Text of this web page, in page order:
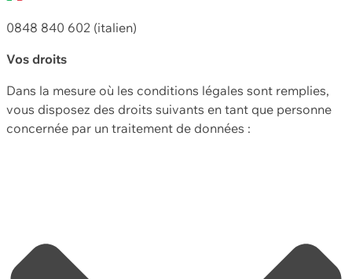
0848 840 602 (italien)
Vos droits
Dans la mesure où les conditions légales sont remplies,
vous disposez des droits suivants en tant que personne
concernée par un traitement de données :